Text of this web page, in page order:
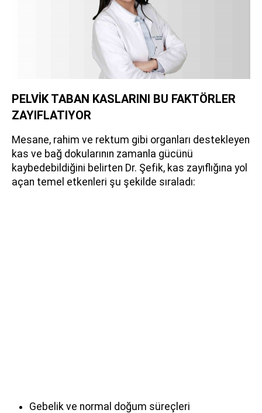
PELVİK TABAN KASLARINI BU FAKTÖRLER
ZAYIFLATIYOR
Mesane, rahim ve rektum gibi organları destekleyen
kas ve bağ dokularının zamanla gücünü
kaybedebildiğini belirten Dr. Şefik, kas zayıflığına yol
açan temel etkenleri şu şekilde sıraladı:
Gebelik ve normal doğum süreçleri